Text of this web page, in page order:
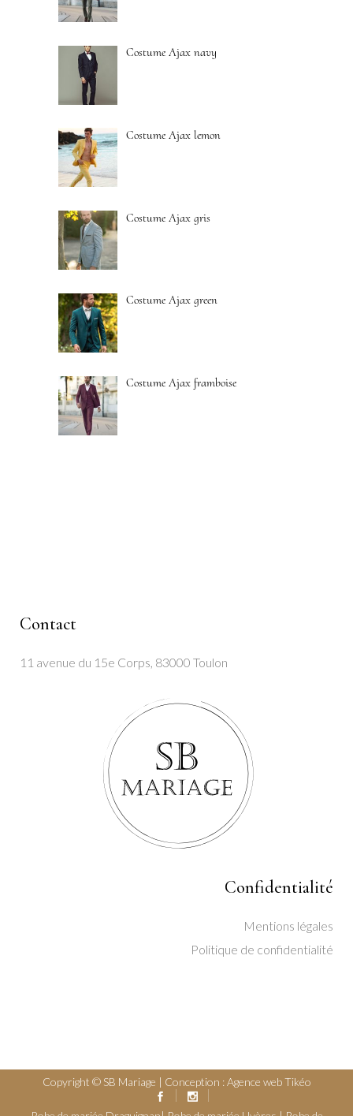
Costume Ajax navy
Costume Ajax lemon
Costume Ajax gris
Costume Ajax green
Costume Ajax framboise
Contact
11 avenue du 15e Corps, 83000 Toulon
Confidentialité
Mentions légales
Politique de confidentialité
Copyright © SB Mariage | Conception :Agence web Tikéo